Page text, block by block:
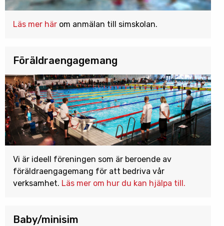
Läs mer här om anmälan till simskolan.
Föräldraengagemang
Vi är ideell föreningen som är beroende av
föräldraengagemang för att bedriva vår
verksamhet. Läs mer om hur du kan hjälpa till.
Baby/minisim